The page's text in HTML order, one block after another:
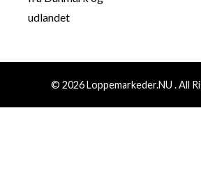
© 2026 Loppemarkeder.NU . All